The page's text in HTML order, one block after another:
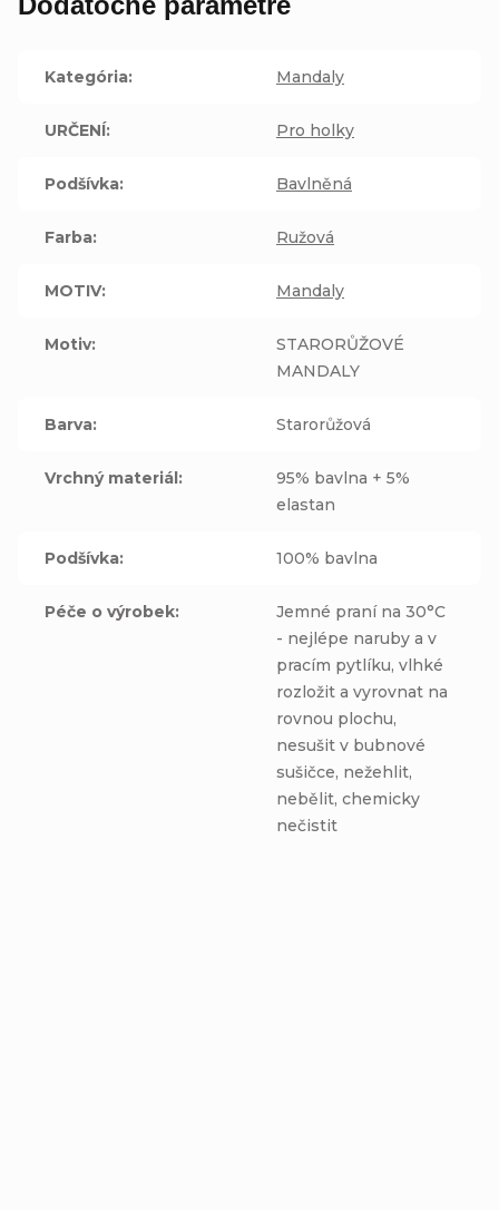
Kategória: Mandaly
URČENÍ: Pro holky
Podšívka: Bavlněná
Farba: Ružová
MOTIV: Mandaly
Motiv:
STARORŮŽOVÉ
MANDALY
Barva: Starorůžová
Vrchný materiál:
95% bavlna + 5%
elastan
Podšívka: 100% bavlna
Péče o výrobek:
Jemné praní na 30°C
- nejlépe naruby a v
pracím pytlíku, vlhké
rozložit a vyrovnat na
rovnou plochu,
nesušit v bubnové
sušičce, nežehlit,
nebělit, chemicky
nečistit